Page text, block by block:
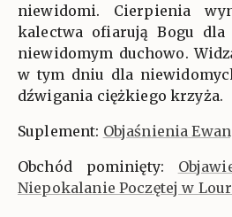
niewidomi. Cierpienia
kalectwa ofiarują Bogu dla
niewidomym duchowo.
w tym dniu dla
dźwigania ciężkiego krzyża.
Suplement: Objaśnienia
Obchód pominięty:
Niepokalanie Poczętej w